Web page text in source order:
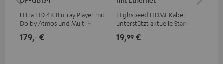
Ultra HD 4K Blu-ray Player mit
Dolby Atmos und Multi HDR-
HDR10+ für eine überragende
179,‐ €
Highspeed HDMI-Kabel
unterstützt aktuelle Standards
19,99 €